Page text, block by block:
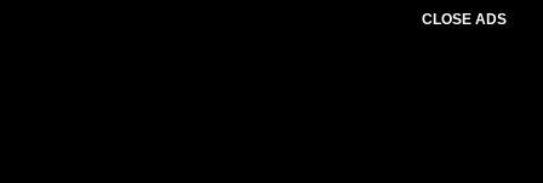
CLOSE ADS